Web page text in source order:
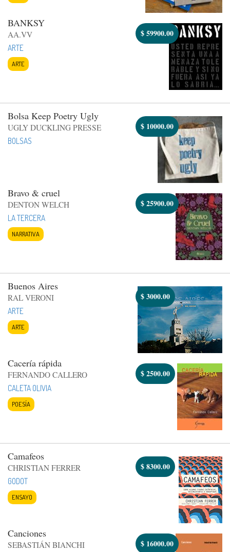
BANKSY
AA.VV
ARTE
ARTE
$59900.00
Bolsa Keep Poetry Ugly
UGLY DUCKLING PRESSE
BOLSAS
$ 10000.00
Bravo & cruel
DENTON WELCH
LA TERCERA
NARRATIVA
$25900.00
Buenos Aires
RAL VERONI
ARTE
ARTE
$3000.00
Cacería rápida
FERNANDO CALLERO
CALETA OLIVIA
POESÍA
$2500.00
Camafeos
CHRISTIAN FERRER
GODOT
ENSAYO
$8300.00
Canciones
SEBASTIÁN BIANCHI
$ 16000.00